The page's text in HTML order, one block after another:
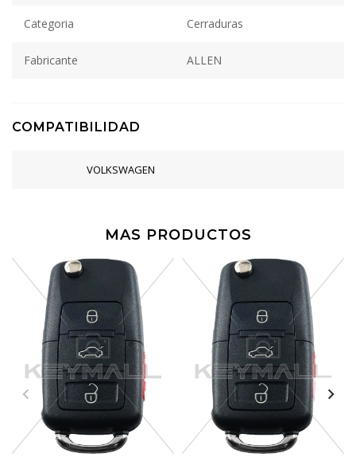
Categoria Cerraduras
Fabricante ALLEN
COMPATIBILIDAD
VOLKSWAGEN
MAS PRODUCTOS